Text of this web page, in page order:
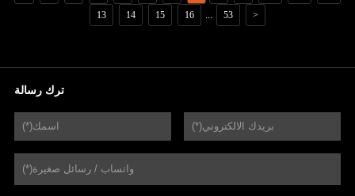
شائعة نسبيًا لربط الأنابيب الفولاذية ،
13
14 15 16 ... 53 >
ترك رسالة